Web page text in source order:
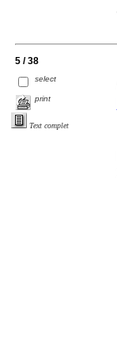
5 / 38
select
print
Text complet